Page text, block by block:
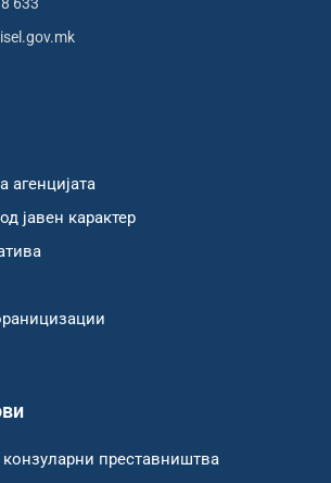
агенцијата
јавен карактер
преставништва